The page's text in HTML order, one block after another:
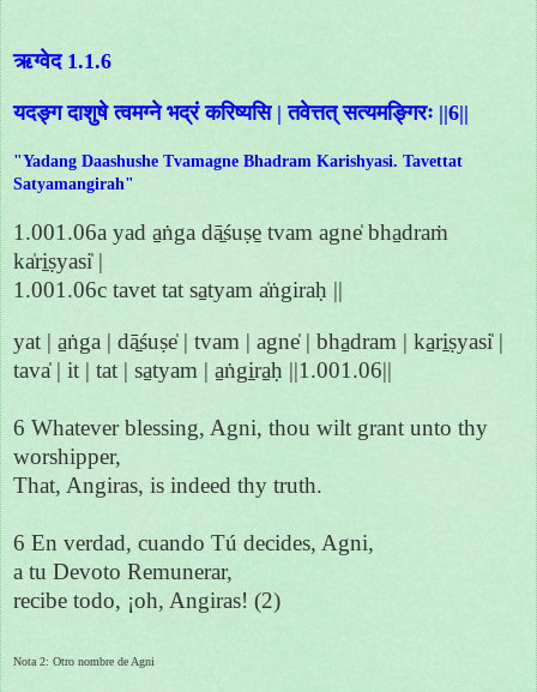
ऋग्वेद 1.1.6
यदङ्ग दाशुषे त्वमग्ने भद्रं करिष्यसि | तवेत्तत् सत्यमङ्गिरः ||6||
"Yadang Daashushe Tvamagne Bhadram Karishyasi. Tavettat
Satyamangirah"
1.001.06a yad a̱ṅga dā̱śuṣe̱ tvam agne̍ bha̱draṁ
ka̍ri̱ṣyasi̍ |
1.001.06c tavet tat sa̱tyam a̍ṅgiraḥ ||
yat | a̱ṅga | dā̱śuṣe̍ | tvam | agne̍ | bha̱dram | ka̱ri̱ṣyasi̍ |
tava̍ | it | tat | sa̱tyam | a̱ṅgi̱ra̱ḥ ||1.001.06||
6 Whatever blessing, Agni, thou wilt grant unto thy
worshipper,
That, Angiras, is indeed thy truth.
6 En verdad, cuando Tú decides, Agni,
a tu Devoto Remunerar,
recibe todo, ¡oh, Angiras! (2)
Nota 2: Otro nombre de Agni